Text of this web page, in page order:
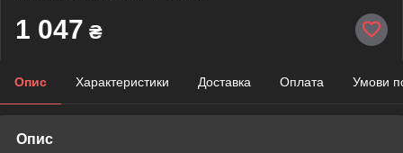
1 047 ₴
Опис Характеристики Доставка Оплата Умови
Опис